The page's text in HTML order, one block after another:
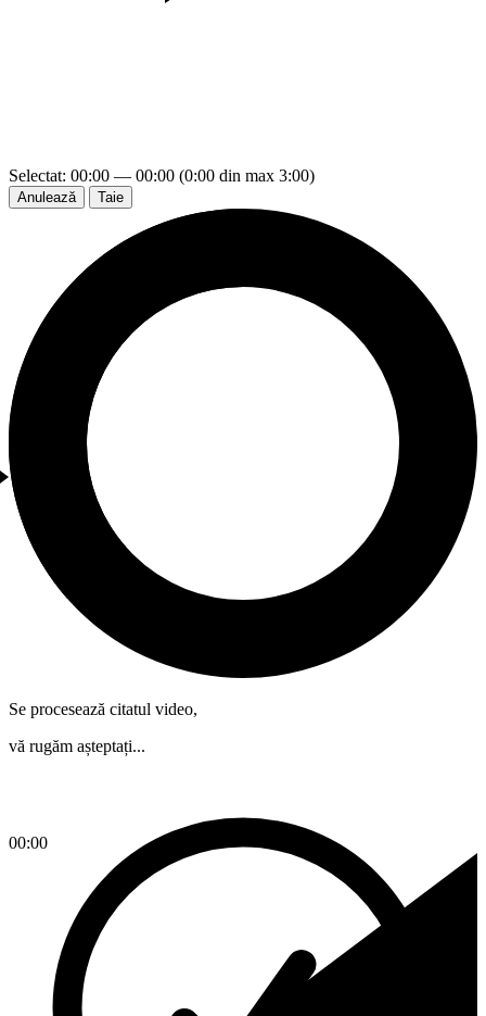
00:00
Selectat: 00:00 — 00:00 (0:00 din max 3:00)
Anulează Taie
Se procesează citatul video,
vă rugăm așteptați...